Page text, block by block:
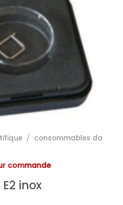
/ consommables da
commande
inox